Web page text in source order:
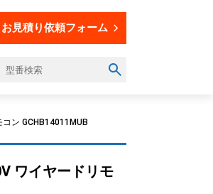
お見積り依頼フォーム
ン GCHB14011MUB
ワイヤードリモ